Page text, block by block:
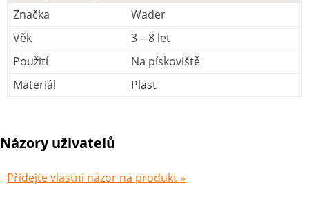
Značka
Wader
Věk
3 – 8 let
Použití
Na pískoviště
Materiál
Plast
Názory uživatelů
Přidejte vlastní názor na produkt »